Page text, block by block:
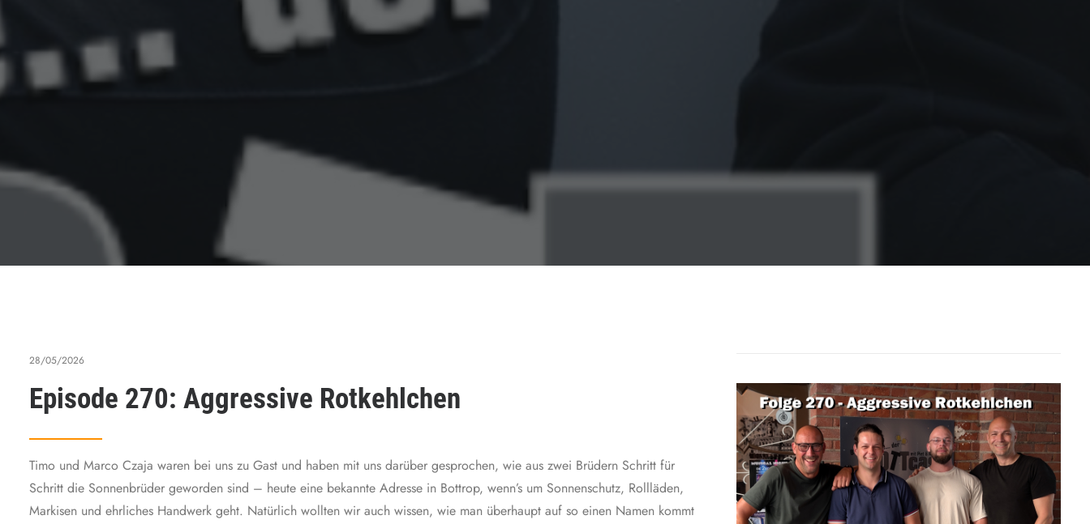
28/05/2026
Episode 270: Aggressive Rotkehlchen
Timo und Marco Czaja waren bei uns zu Gast und haben mit uns darüber gesprochen, wie aus zwei Brüdern Schritt für
Schritt die Sonnenbrüder geworden sind – heute eine bekannte Adresse in Bottrop, wenn’s um Sonnenschutz, Rollläden,
Markisen und ehrliches Handwerk geht. Natürlich wollten wir auch wissen, wie man überhaupt auf so einen Namen kommt